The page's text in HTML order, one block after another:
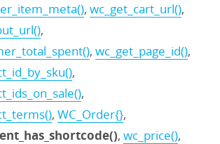
, wc_get_cart_url(),
,
, wc_get_page_id(),
,
,
, WC_Order{},
, wc_price(),